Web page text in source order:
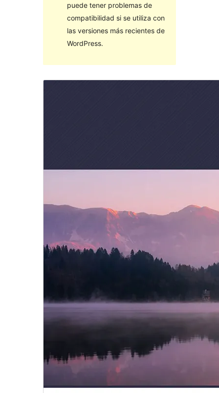
puede tener problemas de
compatibilidad si se utiliza con
las versiones más recientes de
WordPress.